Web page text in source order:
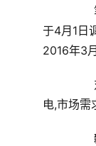
　
于4月 1 日
2016年3月
　
电,市场需